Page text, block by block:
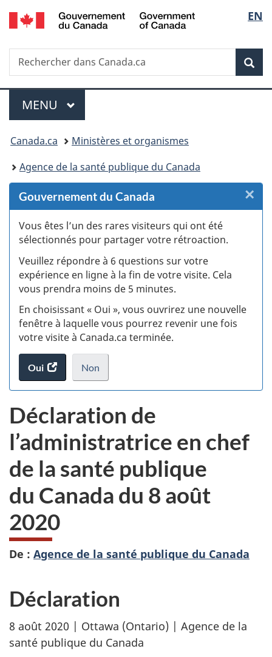
Passer
au
des
Passer
au
principal
Passer
à
Au
du
Passer
à
version
simplifiée
de
la
EN
Recherche
Rechercher
dans
Menu
MENU PRINCIPAL
Vous
êtes
ici :
Canada.ca
Ministères et organismes
Agence de la santé publique du Canada
Gouvernement du Canada
Vous êtes l’un des rares visiteurs qui ont été
sélectionnés pour partager votre rétroaction.
Veuillez répondre à 6 questions sur votre
expérience en ligne à la fin de votre visite. Cela
vous prendra moins de 5 minutes.
En choisissant « Oui », vous ouvrirez une nouvelle
fenêtre à laquelle vous pourrez revenir une fois
votre visite à Canada.ca terminée.
Oui
accéder
au
Non
je
veux
pas
participer
au
sondage
du
site
web,
.
×
Déclaration de
l’administratrice en chef
de la santé publique
du Canada du 8 août
2020
De : Agence de la santé publique du Canada
Déclaration
8 août 2020 | Ottawa (Ontario) | Agence de la
santé publique du Canada